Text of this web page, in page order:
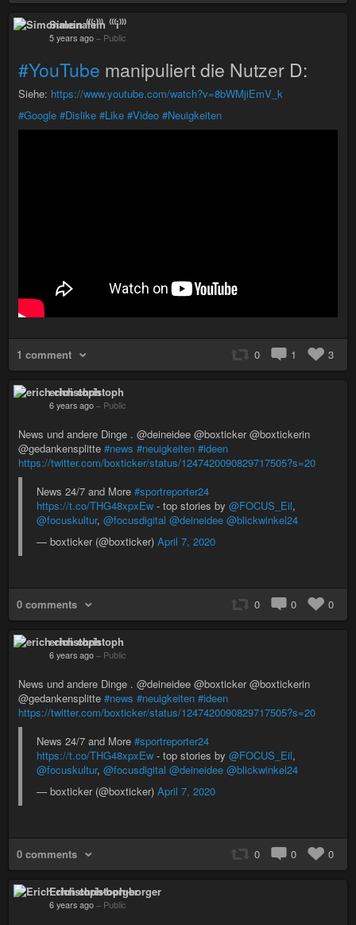
Simonalein ⁽⁽⁽i⁾⁾⁾
5 years ago – Public
#YouTube manipuliert die Nutzer D:
Siehe: https://www.youtube.com/watch?v=8bWMjiEmV_k
#Google #Dislike #Like #Video #Neuigkeiten
1 comment 0 1 3
erich christoph
6 years ago – Public
News und andere Dinge . @deineidee @boxticker @boxtickerin
@gedankensplitte #news #neuigkeiten #ideen
https://twitter.com/boxticker/status/1247420090829717505?s=20
News 24/7 and More #sportreporter24
https://t.co/THG48xpxEw - top stories by @FOCUS_Eil,
@focuskultur, @focusdigital @deineidee @blickwinkel24
— boxticker (@boxticker) April 7, 2020
0 comments 0 0 0
erich christoph
6 years ago – Public
News und andere Dinge . @deineidee @boxticker @boxtickerin
@gedankensplitte #news #neuigkeiten #ideen
https://twitter.com/boxticker/status/1247420090829717505?s=20
News 24/7 and More #sportreporter24
https://t.co/THG48xpxEw - top stories by @FOCUS_Eil,
@focuskultur, @focusdigital @deineidee @blickwinkel24
— boxticker (@boxticker) April 7, 2020
0 comments 0 0 0
Erich christoph-borger
6 years ago – Public